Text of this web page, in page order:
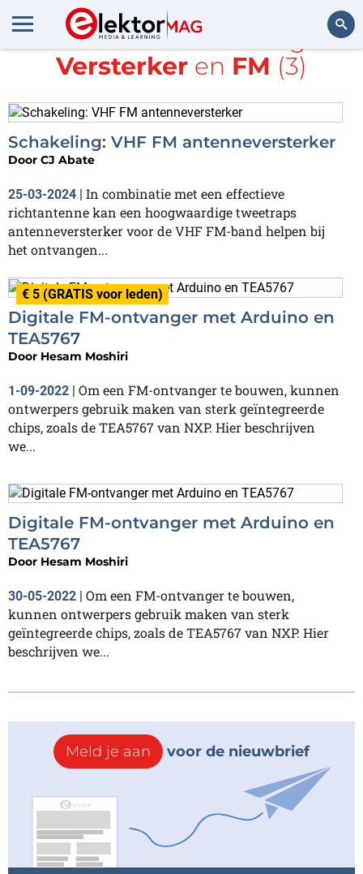
Alle items met de tags
Versterker en FM (3)
Schakeling: VHF FM antenneversterker
Door CJ Abate
25-03-2024 | In combinatie met een effectieve
richtantenne kan een hoogwaardige tweetraps
antenneversterker voor de VHF FM-band helpen bij
het ontvangen...
€ 5 (GRATIS voor leden)
Digitale FM-ontvanger met Arduino en
TEA5767
Door Hesam Moshiri
1-09-2022 | Om een FM-ontvanger te bouwen, kunnen
ontwerpers gebruik maken van sterk geïntegreerde
chips, zoals de TEA5767 van NXP. Hier beschrijven
we...
Digitale FM-ontvanger met Arduino en
TEA5767
Door Hesam Moshiri
30-05-2022
Om een FM-ontvanger te bouwen,
kunnen ontwerpers gebruik maken van sterk
geïntegreerde chips, zoals de TEA5767 van NXP. Hier
beschrijven we...
Meld je aan voor de nieuwbrief